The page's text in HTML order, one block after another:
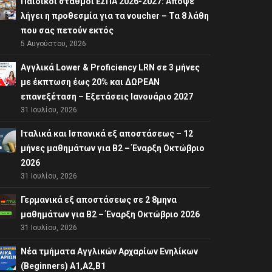
λήγει η προθεσμία για τα voucher – Τα 8 λάθη
που σας πετούν εκτός
5 Αυγούστου, 2026
Αγγλικά Lower & Proficiency LRN σε 3 μήνες
με έκπτωση έως 20% και ΔΩΡΕΑΝ
επανεξέταση – Εξετάσεις Ιανουάριο 2027
31 Ιουλίου, 2026
Ιταλικά και Ισπανικά εξ αποστάσεως – 12
μήνες μαθημάτων για B2 – Έναρξη Οκτώβριο
2026
31 Ιουλίου, 2026
Γερμανικά εξ αποστάσεως σε 2 8μηνα
μαθημάτων για Β2 – Έναρξη Οκτώβριο 2026
31 Ιουλίου, 2026
Νέα τμήματα Αγγλικών Αρχαρίων Ενηλίκων
(Beginners) A1,A2,B1